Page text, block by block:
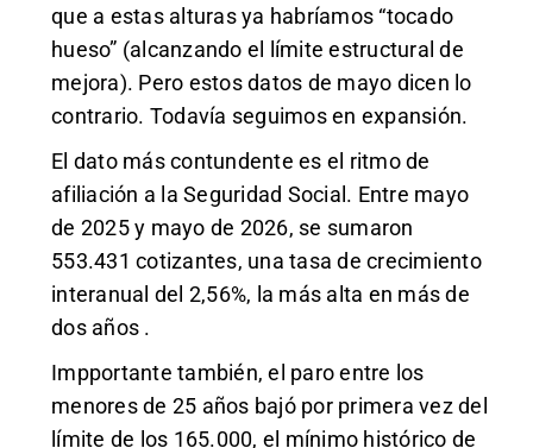
que a estas alturas ya habríamos “tocado
hueso” (alcanzando el límite estructural de
mejora). Pero estos datos de mayo dicen lo
contrario. Todavía seguimos en expansión.
El dato más contundente es el ritmo de
afiliación a la Seguridad Social. Entre mayo
de 2025 y mayo de 2026, se sumaron
553.431 cotizantes, una tasa de crecimiento
interanual del 2,56%, la más alta en más de
dos años .
Impportante también, el paro entre los
menores de 25 años bajó por primera vez del
límite de los 165.000, el mínimo histórico de